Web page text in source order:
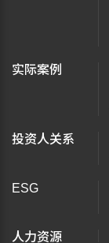
实际案例
投资人关系
ESG
人力资源